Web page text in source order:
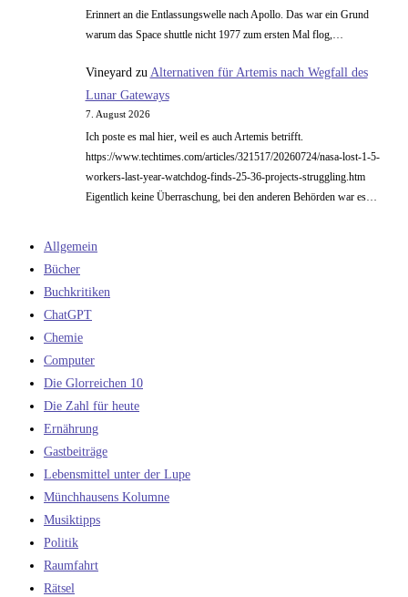
Erinnert an die Entlassungswelle nach Apollo. Das war ein Grund
warum das Space shuttle nicht 1977 zum ersten Mal flog,…
Vineyard zu Alternativen für Artemis nach Wegfall des
Lunar Gateways
7. August 2026
Ich poste es mal hier, weil es auch Artemis betrifft.
https://www.techtimes.com/articles/321517/20260724/nasa-lost-1-5-
workers-last-year-watchdog-finds-25-36-projects-struggling.htm
Eigentlich keine Überraschung, bei den anderen Behörden war es…
Allgemein
Bücher
Buchkritiken
ChatGPT
Chemie
Computer
Die Glorreichen 10
Die Zahl für heute
Ernährung
Gastbeiträge
Lebensmittel unter der Lupe
Münchhausens Kolumne
Musiktipps
Politik
Raumfahrt
Rätsel